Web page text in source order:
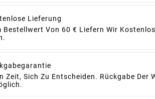
Lieferung
Bestellwert Von 60 € Liefern Wir
Zeit, Sich Zu Entscheiden. Rückgabe Der